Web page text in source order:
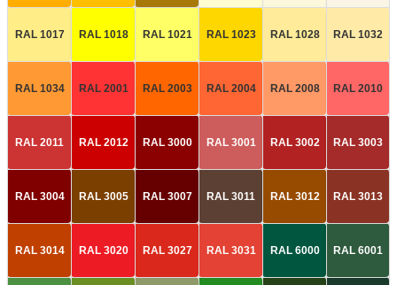
RAL 1017 RAL 1018 RAL 1021 RAL 1023 RAL 1028 RAL 1032
RAL 1034 RAL 2001 RAL 2003 RAL 2004 RAL 2008 RAL 2010
RAL 2011 RAL 2012 RAL 3000 RAL 3001 RAL 3002 RAL 3003
RAL 3004 RAL 3005 RAL 3007 RAL 3011 RAL 3012 RAL 3013
RAL 3014 RAL 3020 RAL 3027 RAL 3031 RAL 6000 RAL 6001